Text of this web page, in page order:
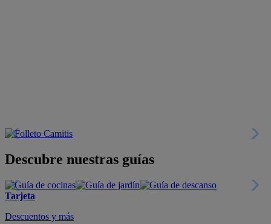
Descubre nuestras guías
Tarjeta
Descuentos y más